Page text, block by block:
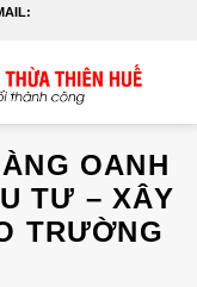
OANH
TƯ – XÂY
TRƯỜNG